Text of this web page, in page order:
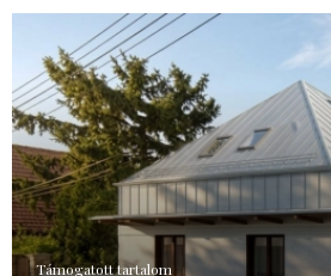
Támogatott tartalom